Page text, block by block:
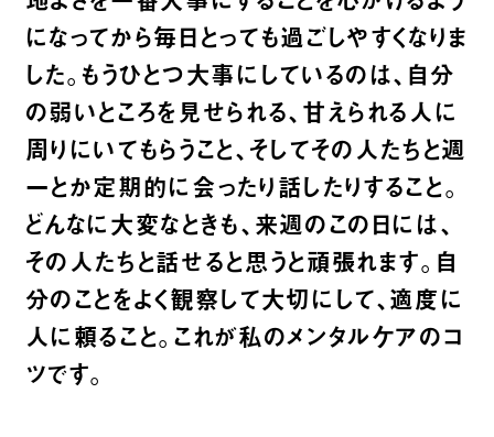
になってから毎日とっても過ごしやすくなりま
した。もうひとつ大事にしているのは、自分
の弱いところを見せられる、甘えられる人に
周りにいてもらうこと、そしてその人たちと週
一とか定期的に会ったり話したりすること。
どんなに大変なときも、来週のこの日には、
その人たちと話せると思うと頑張れます。自
分のことをよく観察して大切にして、適度に
人に頼ること。これが私のメンタルケアのコ
ツです。